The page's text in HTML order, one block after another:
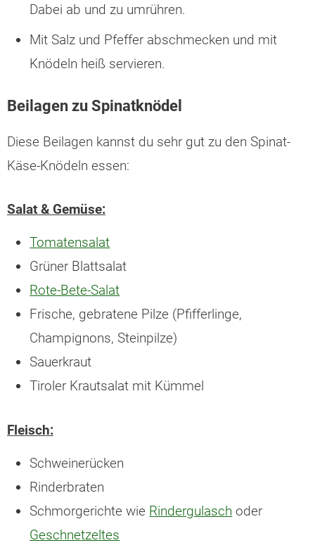
Dabei ab und zu umrühren.
Mit Salz und Pfeffer abschmecken und mit
Knödeln heiß servieren.
Beilagen zu Spinatknödel
Diese Beilagen kannst du sehr gut zu den Spinat-
Käse-Knödeln essen:
Salat & Gemüse:
Tomatensalat
Grüner Blattsalat
Rote-Bete-Salat
Frische, gebratene Pilze (Pfifferlinge,
Champignons, Steinpilze)
Sauerkraut
Tiroler Krautsalat mit Kümmel
Fleisch:
Schweinerücken
Rinderbraten
Schmorgerichte wie Rindergulasch oder
Geschnetzeltes